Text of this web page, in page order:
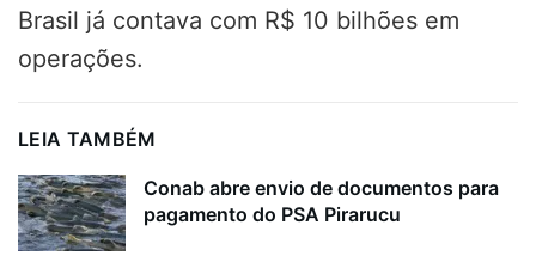
Brasil já contava com R$ 10 bilhões em
operações.
LEIA TAMBÉM
Conab abre envio de documentos para
pagamento do PSA Pirarucu